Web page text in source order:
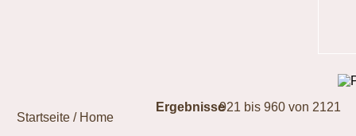
Ergebnisse921 bis 960 von 2121
Startseite / Home